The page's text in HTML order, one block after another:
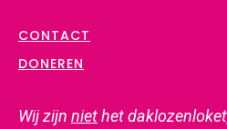
CONTACT
DONEREN
Wij zijn niethet